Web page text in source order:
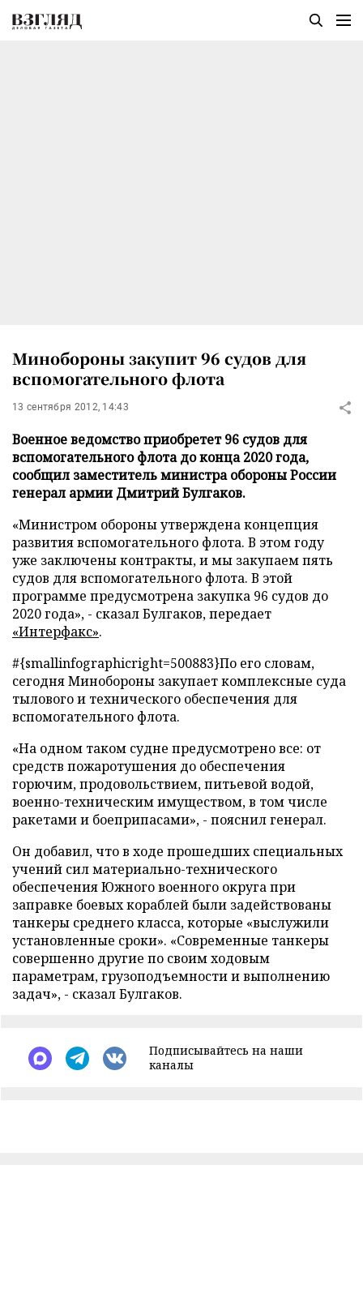
Минобороны закупит 96 судов для
вспомогательного флота
13 сентября 2012, 14:43
Военное ведомство приобретет 96 судов для
вспомогательного флота до конца 2020 года,
сообщил заместитель министра обороны России
генерал армии Дмитрий Булгаков.
«Министром обороны утверждена концепция
развития вспомогательного флота. В этом году
уже заключены контракты, и мы закупаем пять
судов для вспомогательного флота. В этой
программе предусмотрена закупка 96 судов до
2020 года», - сказал Булгаков, передает
«Интерфакс».
#{smallinfographicright=500883}По его словам,
сегодня Минобороны закупает комплексные суда
тылового и технического обеспечения для
вспомогательного флота.
«На одном таком судне предусмотрено все: от
средств пожаротушения до обеспечения
горючим, продовольствием, питьевой водой,
военно-техническим имуществом, в том числе
ракетами и боеприпасами», - пояснил генерал.
Он добавил, что в ходе прошедших специальных
учений сил материально-технического
обеспечения Южного военного округа при
заправке боевых кораблей были задействованы
танкеры среднего класса, которые «выслужили
установленные сроки». «Современные танкеры
совершенно другие по своим ходовым
параметрам, грузоподъемности и выполнению
задач», - сказал Булгаков.
Подписывайтесь на наши
каналы